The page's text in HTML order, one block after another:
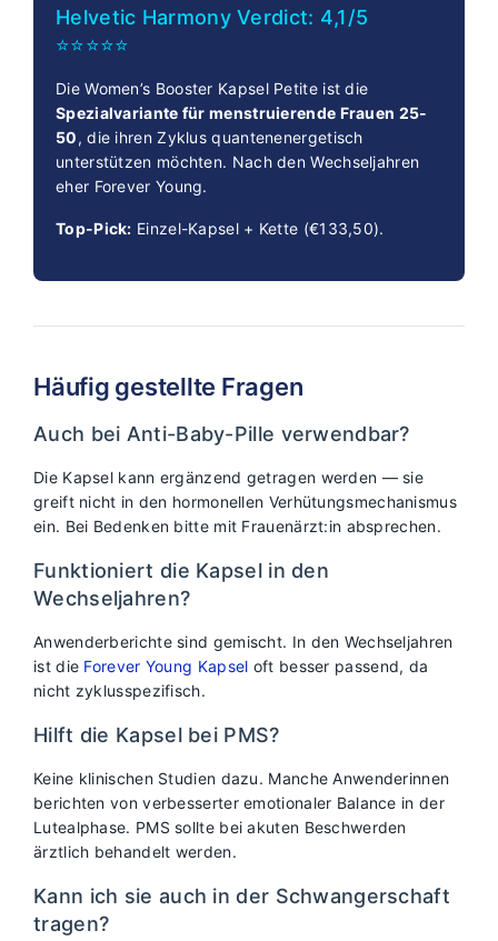
Helvetic Harmony Verdict: 4,1/5
⭐⭐⭐⭐⭐
Die Women’s Booster Kapsel Petite ist die
Spezialvariante für menstruierende Frauen 25-
50, die ihren Zyklus quantenenergetisch
unterstützen möchten. Nach den Wechseljahren
eher Forever Young.
Top-Pick: Einzel-Kapsel + Kette (€133,50).
Häufig gestellte Fragen
Auch bei Anti-Baby-Pille verwendbar?
Die Kapsel kann ergänzend getragen werden — sie
greift nicht in den hormonellen Verhütungsmechanismus
ein. Bei Bedenken bitte mit Frauenärzt:in absprechen.
Funktioniert die Kapsel in den
Wechseljahren?
Anwenderberichte sind gemischt. In den Wechseljahren
ist die Forever Young Kapsel oft besser passend, da
nicht zyklusspezifisch.
Hilft die Kapsel bei PMS?
Keine klinischen Studien dazu. Manche Anwenderinnen
berichten von verbesserter emotionaler Balance in der
Lutealphase. PMS sollte bei akuten Beschwerden
ärztlich behandelt werden.
Kann ich sie auch in der Schwangerschaft
tragen?